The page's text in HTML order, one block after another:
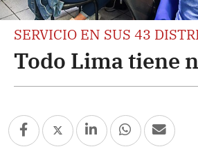
SERVICIO EN SUS 43
Todo Lima tiene